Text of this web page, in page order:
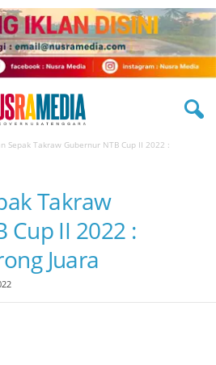
Sepak Takraw Gubernur NTB Cup II 2022 :
Takraw
Cup II 2022 :
Juara